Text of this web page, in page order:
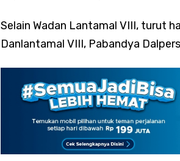
Selain Wadan Lantamal VIII, turut
Danlantamal VIII, Pabandya